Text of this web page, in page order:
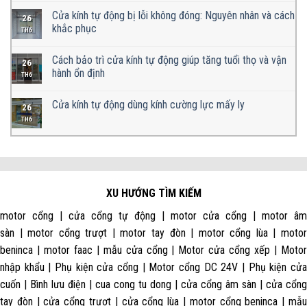
26
TH6
Cửa kính tự động bị lỗi không đóng: Nguyên nhân và cách
khắc phục
26
TH6
Cách bảo trì cửa kính tự động giúp tăng tuổi thọ và vận
hành ổn định
26
TH6
Cửa kính tự động dùng kính cường lực mấy ly
XU HƯỚNG TÌM KIẾM
motor cổng | cửa cổng tự động | motor cửa cổng | motor âm
sàn | motor cổng trượt | motor tay đòn | motor cổng lùa | motor
beninca | motor faac | mẫu cửa cổng | Motor cửa cổng xếp | Motor
nhập khẩu | Phụ kiện cửa cổng | Motor cổng DC 24V | Phụ kiện cửa
cuốn | Bình lưu điện | cua cong tu dong | cửa cổng âm sàn | cửa cổng
tay đòn | cửa cổng trượt | cửa cổng lùa | motor cổng beninca | mẫu